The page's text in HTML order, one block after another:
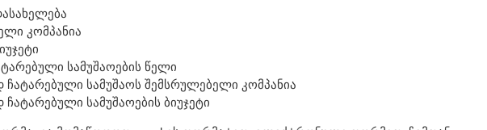
კომპანია
სამუშაოების წელი
სამუშაოს შემსრულებელი კომპანია
სამუშაოების ბიუჯეტი